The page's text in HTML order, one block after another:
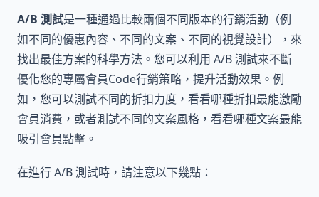
A/B 測試是一種通過比較兩個不同版本的行銷活動（例
如不同的優惠內容、不同的文案、不同的視覺設計），來
找出最佳方案的科學方法。您可以利用 A/B 測試來不斷
優化您的專屬會員Code行銷策略，提升活動效果。例
如，您可以測試不同的折扣力度，看看哪種折扣最能激勵
會員消費，或者測試不同的文案風格，看看哪種文案最能
吸引會員點擊。
在進行 A/B 測試時，請注意以下幾點：